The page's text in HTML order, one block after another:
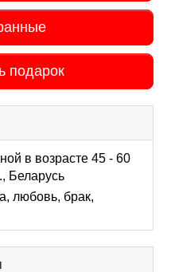
подарок
в возрасте 45 - 60
Беларусь
любовь, брак,